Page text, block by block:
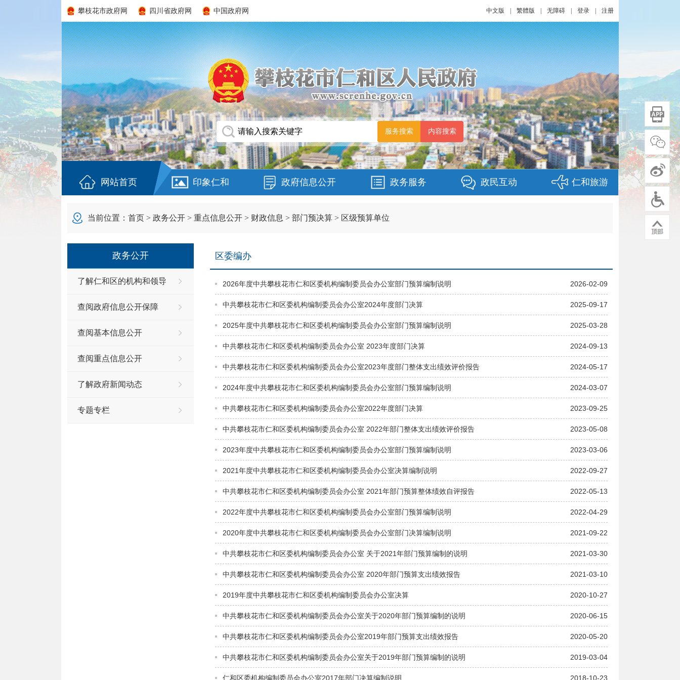
攀枝花市政府网 四川省政府网 中国政府网 中文版 繁體版 无障碍 登录 注册
网站首页 印象仁和 政府信息公开 政务服务 政民互动 仁和旅游
当前位置： 首页 > 政务公开 > 重点信息公开 > 财政信息 > 部门预决算 > 区级预算单位
政务公开
了解仁和区的机构和领导
查阅政府信息公开保障
查阅基本信息公开
查阅重点信息公开
了解政府新闻动态
专题专栏
区委编办
2026-02-09
2026年度中共攀枝花市仁和区委机构编制委员会办公室部门预算编制说明
2025-09-17
中共攀枝花市仁和区委机构编制委员会办公室2024年度部门决算
2025-03-28
2025年度中共攀枝花市仁和区委机构编制委员会办公室部门预算编制说明
2024-09-13
中共攀枝花市仁和区委机构编制委员会办公室 2023年度部门决算
2024-05-17
中共攀枝花市仁和区委机构编制委员会办公室2023年度部门整体支出绩效评价报告
2024-03-07
2024年度中共攀枝花市仁和区委机构编制委员会办公室部门预算编制说明
2023-09-25
中共攀枝花市仁和区委机构编制委员会办公室2022年度部门决算
2023-05-08
中共攀枝花市仁和区委机构编制委员会办公室 2022年部门整体支出绩效评价报告
2023-03-06
2023年度中共攀枝花市仁和区委机构编制委员会办公室部门预算编制说明
2022-09-27
2021年度中共攀枝花市仁和区委机构编制委员会办公室决算编制说明
2022-05-13
中共攀枝花市仁和区委机构编制委员会办公室 2021年部门预算整体绩效自评报告
2022-04-29
2022年度中共攀枝花市仁和区委机构编制委员会办公室部门预算编制说明
2021-09-22
2020年度中共攀枝花市仁和区委机构编制委员会办公室部门决算编制说明
2021-03-30
中共攀枝花市仁和区委机构编制委员会办公室 关于2021年部门预算编制的说明
2021-03-10
中共攀枝花市仁和区委机构编制委员会办公室 2020年部门预算支出绩效报告
2020-10-27
2019年度中共攀枝花市仁和区委机构编制委员会办公室决算
2020-06-15
中共攀枝花市仁和区委机构编制委员会办公室关于2020年部门预算编制的说明
2020-05-20
中共攀枝花市仁和区委机构编制委员会办公室2019年部门预算支出绩效报告
2019-03-04
中共攀枝花市仁和区委机构编制委员会办公室关于2019年部门预算编制的说明
2018-10-23
仁和区委机构编制委员会办公室2017年部门决算编制说明